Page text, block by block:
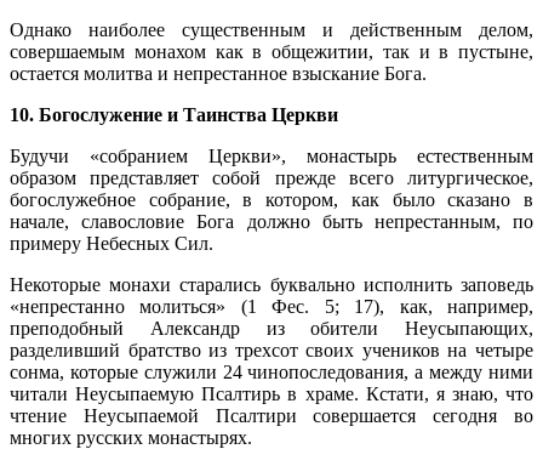
Однако наиболее существенным и действенным делом,
совершаемым монахом как в общежитии, так и в пустыне,
остается молитва и непрестанное взыскание Бога.
10. Богослужение и Таинства Церкви
Будучи «собранием Церкви», монастырь естественным
образом представляет собой прежде всего литургическое,
богослужебное собрание, в котором, как было сказано в
начале, славословие Бога должно быть непрестанным, по
примеру Небесных Сил.
Некоторые монахи старались буквально исполнить заповедь
«непрестанно молиться» (1 Фес. 5; 17), как, например,
преподобный Александр из обители Неусыпающих,
разделивший братство из трехсот своих учеников на четыре
сонма, которые служили 24 чинопоследования, а между ними
читали Неусыпаемую Псалтирь в храме. Кстати, я знаю, что
чтение Неусыпаемой Псалтири совершается сегодня во
многих русских монастырях.